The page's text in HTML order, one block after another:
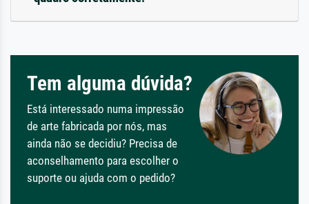
Tem alguma dúvida?
Está interessado numa impressão
de arte fabricada por nós, mas
ainda não se decidiu? Precisa de
aconselhamento para escolher o
suporte ou ajuda com o pedido?